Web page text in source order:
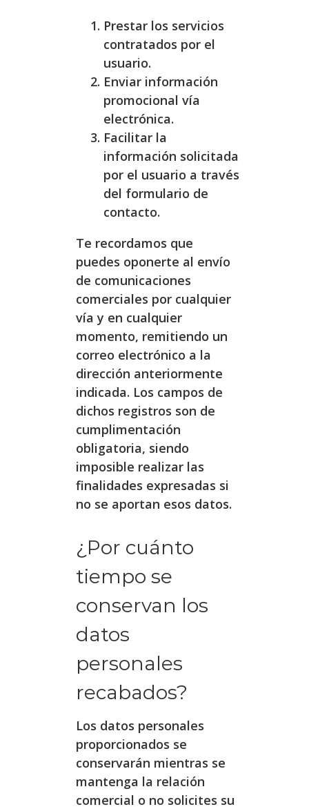
Prestar los servicios
contratados por el
usuario.
Enviar información
promocional vía
electrónica.
Facilitar la
información solicitada
por el usuario a través
del formulario de
contacto.
Te recordamos que
puedes oponerte al envío
de comunicaciones
comerciales por cualquier
vía y en cualquier
momento, remitiendo un
correo electrónico a la
dirección anteriormente
indicada. Los campos de
dichos registros son de
cumplimentación
obligatoria, siendo
imposible realizar las
finalidades expresadas si
no se aportan esos datos.
¿Por cuánto
tiempo se
conservan los
datos
personales
recabados?
Los datos personales
proporcionados se
conservarán mientras se
mantenga la relación
comercial o no solicites su